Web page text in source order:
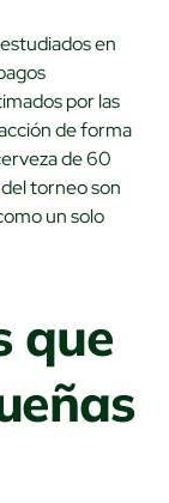
en
por las
de forma
de 60
torneo son
un solo
que